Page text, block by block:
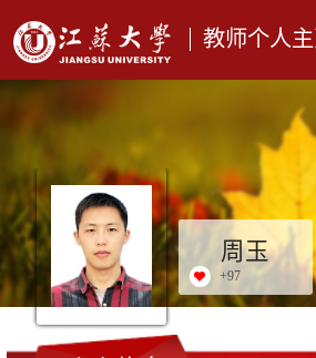
教师个人主
周玉
+97